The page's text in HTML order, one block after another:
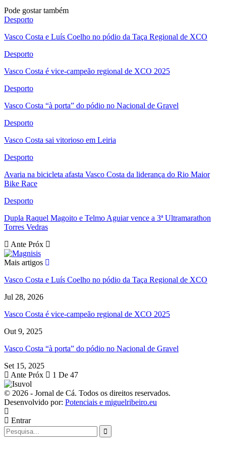
Pode gostar também
Desporto
Vasco Costa e Luís Coelho no pódio da Taça Regional de XCO
Desporto
Vasco Costa é vice-campeão regional de XCO 2025
Desporto
Vasco Costa “à porta” do pódio no Nacional de Gravel
Desporto
Vasco Costa sai vitorioso em Leiria
Desporto
Avaria na bicicleta afasta Vasco Costa da liderança do Rio Maior
Bike Race
Desporto
Dupla Raquel Magoito e Telmo Aguiar vence a 3ª Ultramarathon
Torres Vedras
Ante Próx
Mais artigos
Vasco Costa e Luís Coelho no pódio da Taça Regional de XCO
Jul 28, 2026
Vasco Costa é vice-campeão regional de XCO 2025
Out 9, 2025
Vasco Costa “à porta” do pódio no Nacional de Gravel
Set 15, 2025
Ante Próx 1 De 47
© 2026 - Jornal de Cá. Todos os direitos reservados.
Desenvolvido por: Potenciais e miguelribeiro.eu
Entrar